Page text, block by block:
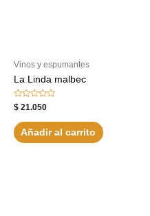
Vinos y espumantes
La Linda malbec
Valorado
con
de
5
$ 21.050
Añadir al carrito